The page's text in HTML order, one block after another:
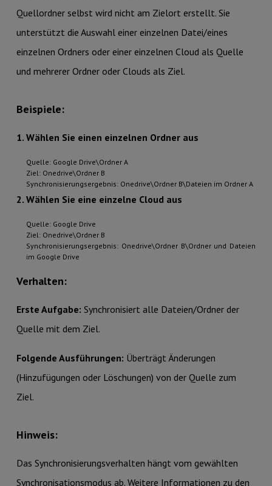
Quellordner selbst wird nicht am Zielort erstellt. Sie
unterstützt die Auswahl einer einzelnen Datei/eines
einzelnen Ordners oder einer einzelnen Cloud als Quelle
und mehrerer Ordner oder Clouds als Ziel.
Beispiele:
1. Wählen Sie einen einzelnen Ordner aus
Quelle: Google Drive\Ordner A
Ziel: Onedrive\Ordner B
Synchronisierungsergebnis: Onedrive\Ordner B\Dateien im Ordner A
2. Wählen Sie eine einzelne Cloud aus
Quelle: Google Drive
Ziel: Onedrive\Ordner B
Synchronisierungsergebnis: Onedrive\Ordner B\Ordner und Dateien
im Google Drive
Verhalten:
Erste Aufgabe: Synchronisiert alle Dateien/Ordner der
Quelle mit dem Ziel.
Folgende Ausführungen: Überträgt Änderungen
(Hinzufügungen oder Löschungen) von der Quelle zum
Ziel.
Hinweis:
Das Synchronisierungsverhalten hängt vom gewählten
Synchronisationsmodus ab. Weitere Informationen zu den